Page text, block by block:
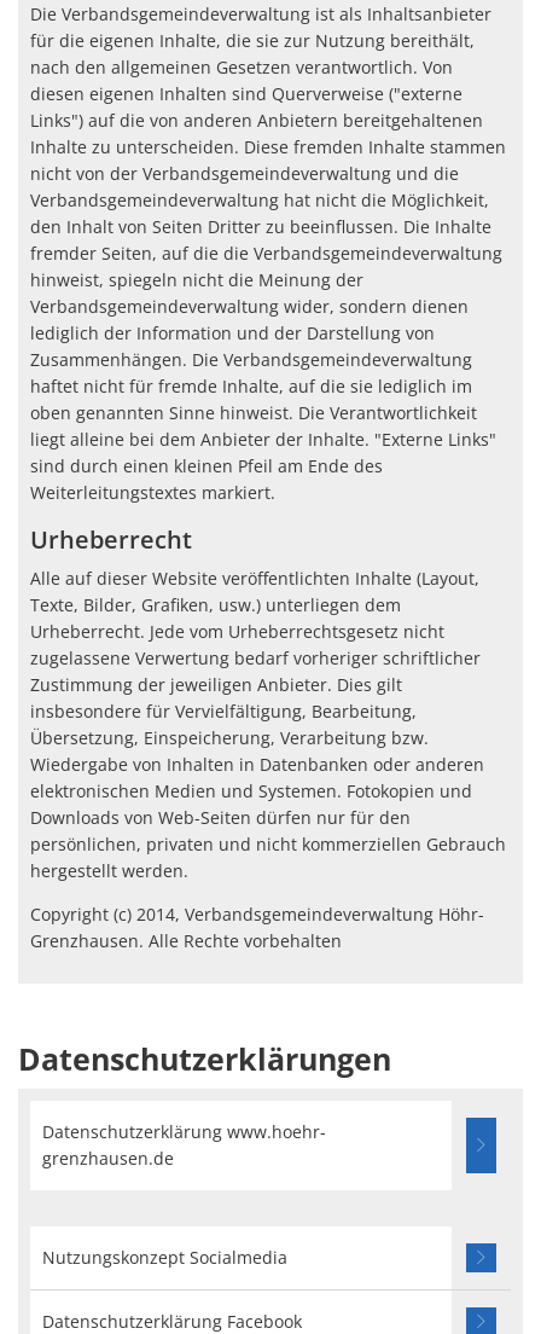
Die Verbandsgemeindeverwaltung ist als Inhaltsanbieter
für die eigenen Inhalte, die sie zur Nutzung bereithält,
nach den allgemeinen Gesetzen verantwortlich. Von
diesen eigenen Inhalten sind Querverweise ("externe
Links") auf die von anderen Anbietern bereitgehaltenen
Inhalte zu unterscheiden. Diese fremden Inhalte stammen
nicht von der Verbandsgemeindeverwaltung und die
Verbandsgemeindeverwaltung hat nicht die Möglichkeit,
den Inhalt von Seiten Dritter zu beeinflussen. Die Inhalte
fremder Seiten, auf die die Verbandsgemeindeverwaltung
hinweist, spiegeln nicht die Meinung der
Verbandsgemeindeverwaltung wider, sondern dienen
lediglich der Information und der Darstellung von
Zusammenhängen. Die Verbandsgemeindeverwaltung
haftet nicht für fremde Inhalte, auf die sie lediglich im
oben genannten Sinne hinweist. Die Verantwortlichkeit
liegt alleine bei dem Anbieter der Inhalte. "Externe Links"
sind durch einen kleinen Pfeil am Ende des
Weiterleitungstextes markiert.
Urheberrecht
Alle auf dieser Website veröffentlichten Inhalte (Layout,
Texte, Bilder, Grafiken, usw.) unterliegen dem
Urheberrecht. Jede vom Urheberrechtsgesetz nicht
zugelassene Verwertung bedarf vorheriger schriftlicher
Zustimmung der jeweiligen Anbieter. Dies gilt
insbesondere für Vervielfältigung, Bearbeitung,
Übersetzung, Einspeicherung, Verarbeitung bzw.
Wiedergabe von Inhalten in Datenbanken oder anderen
elektronischen Medien und Systemen. Fotokopien und
Downloads von Web-Seiten dürfen nur für den
persönlichen, privaten und nicht kommerziellen Gebrauch
hergestellt werden.
Copyright (c) 2014, Verbandsgemeindeverwaltung Höhr-
Grenzhausen. Alle Rechte vorbehalten
Datenschutzerklärungen
Datenschutzerklärung www.hoehr-
grenzhausen.de
Nutzungskonzept Socialmedia
Datenschutzerklärung Facebook